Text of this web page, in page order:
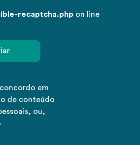
recaptcha.php on line
em
de conteúdo
ou,